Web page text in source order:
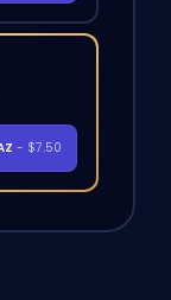
- $7.50